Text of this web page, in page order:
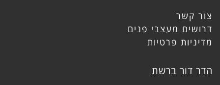
צור קשר
דרושים מעצבי פנים
מדיניות פרטיות
הדר דור ברשת